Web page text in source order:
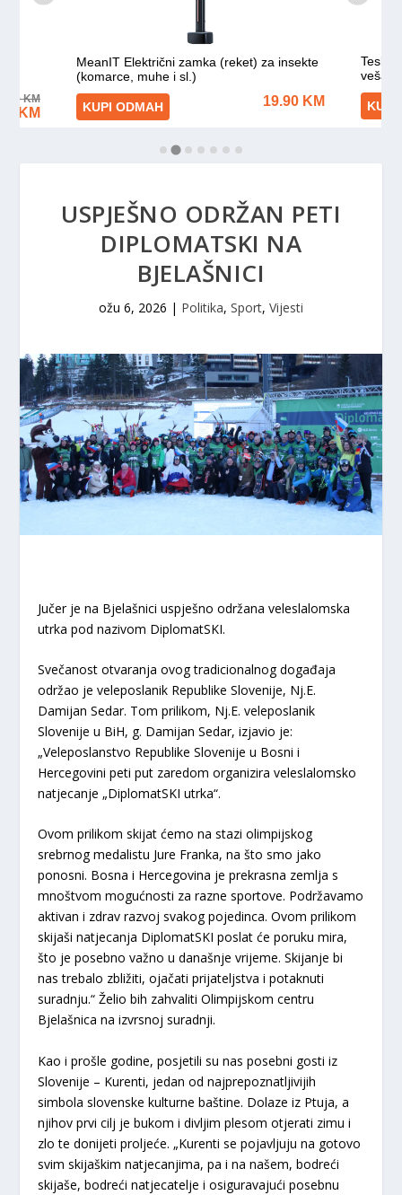
USPJEŠNO ODRŽAN PETI
DIPLOMATSKI NA
BJELAŠNICI
ožu 6, 2026 | Politika, Sport, Vijesti
Jučer je na Bjelašnici uspješno održana veleslalomska
utrka pod nazivom DiplomatSKI.
Svečanost otvaranja ovog tradicionalnog događaja
održao je veleposlanik Republike Slovenije, Nj.E.
Damijan Sedar. Tom prilikom, Nj.E. veleposlanik
Slovenije u BiH, g. Damijan Sedar, izjavio je:
„Veleposlanstvo Republike Slovenije u Bosni i
Hercegovini peti put zaredom organizira veleslalomsko
natjecanje „DiplomatSKI utrka“.
Ovom prilikom skijat ćemo na stazi olimpijskog
srebrnog medalistu Jure Franka, na što smo jako
ponosni. Bosna i Hercegovina je prekrasna zemlja s
mnoštvom mogućnosti za razne sportove. Podržavamo
aktivan i zdrav razvoj svakog pojedinca. Ovom prilikom
skijaši natjecanja DiplomatSKI poslat će poruku mira,
što je posebno važno u današnje vrijeme. Skijanje bi
nas trebalo zbližiti, ojačati prijateljstva i potaknuti
suradnju.“ Želio bih zahvaliti Olimpijskom centru
Bjelašnica na izvrsnoj suradnji.
Kao i prošle godine, posjetili su nas posebni gosti iz
Slovenije – Kurenti, jedan od najprepoznatljivijih
simbola slovenske kulturne baštine. Dolaze iz Ptuja, a
njihov prvi cilj je bukom i divljim plesom otjerati zimu i
zlo te donijeti proljeće. „Kurenti se pojavljuju na gotovo
svim skijaškim natjecanjima, pa i na našem, bodreći
skijaše, bodreći natjecatelje i osiguravajući posebnu